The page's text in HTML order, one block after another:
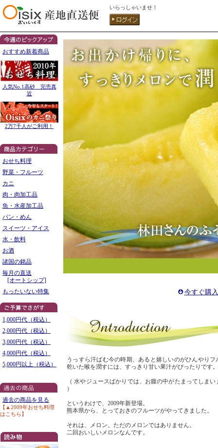
いらっしゃいませ！
おすすめ新着商品
人気No.1高砂 完売真
近
2万7千人がご利用！
おせち料理
野菜・フルーツ
カニ
肉・肉加工品
魚・水産加工品
パン・めん
スイーツ・アイス
水・飲料
お酒
諸国の銘品
毎月の直送
[オートシップ]
もったいない特集
1,000円代（税込）
2,000円代（税込）
3,000円代（税込）
4,000円代（税込）
5,000円以上（税込）
過去の商品を見る
【▲2009年おせち料理
はこちら】
今すぐ購
うっすら汗ばむ今の時期、あると嬉しいのがひんやりフ
乾いた喉を潤すには、すっきり甘い果汁がぴったりです。
（ 水やジュースばかりでは、お腹の中がたまってしまい
）
というわけで、2009年新登場。
熊本県から、とっておきのフルーツがやってきました。
それは、メロン。ただのメロンではありません。
二回おいしいメロンなんです。